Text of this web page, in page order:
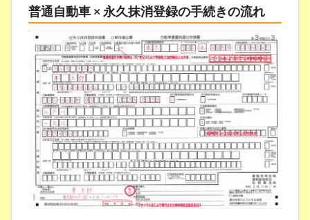
普通自動車 × 永久抹消登録の手続きの流れ